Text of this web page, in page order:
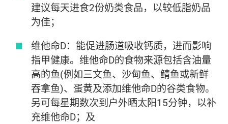
建议每天进食2份奶类食品，以较低脂奶品
为佳；
维他命D：能促进肠道吸收钙质，进而影响
指甲健康。维他命D的食物来源包括含油量
高的鱼(例如三文鱼、沙甸鱼、鲭鱼或新鲜
吞拿鱼)、蛋黄及添加维他命D的谷类食物。
另可每星期数次到户外晒太阳15分钟，以补
充维他命D；及